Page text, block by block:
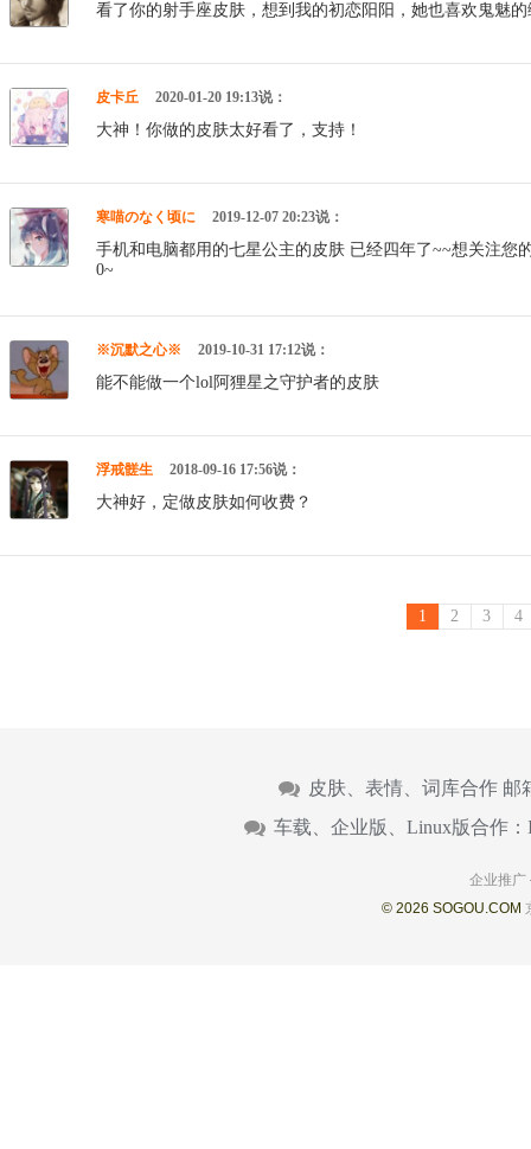
看了你的射手座皮肤，想到我的初恋阳阳，她也喜欢鬼魅
皮卡丘 2020-01-20 19:13说：
大神！你做的皮肤太好看了，支持！
寒喵のなく顷に 2019-12-07 20:23说：
手机和电脑都用的七星公主的皮肤 已经四年了~~想关注您
0~
※沉默之心※ 2019-10-31 17:12说：
能不能做一个lol阿狸星之守护者的皮肤
浮戒髊生 2018-09-16 17:56说：
大神好，定做皮肤如何收费？
1 2 3 4
皮肤、表情、词库合作 邮
车载、企业版、Linux版合作：
企业推广
© 2026 SOGOU.COM